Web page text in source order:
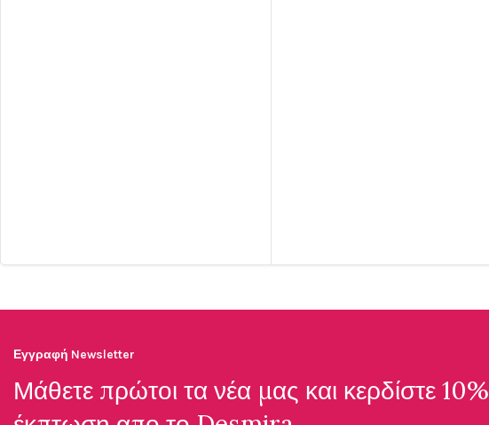
Εγγραφή Newsletter
Μάθετε πρώτοι τα νέα μας και κερδίστε 10%